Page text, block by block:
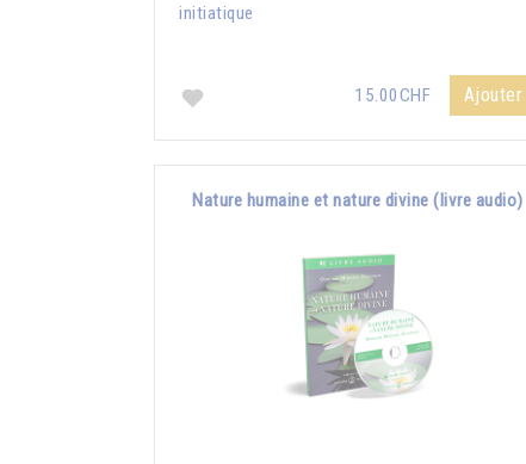
initiatique
15.00CHF Ajouter
Nature humaine et nature divine (livre audio)